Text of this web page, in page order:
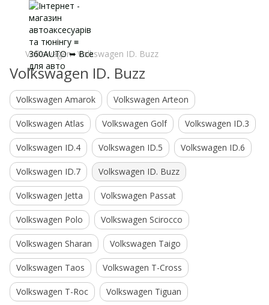
Volkswagen Volkswagen ID. Buzz
Volkswagen ID. Buzz
Volkswagen Amarok Volkswagen Arteon
Volkswagen Atlas Volkswagen Golf Volkswagen ID.3
Volkswagen ID.4 Volkswagen ID.5 Volkswagen ID.6
Volkswagen ID.7 Volkswagen ID. Buzz
Volkswagen Jetta Volkswagen Passat
Volkswagen Polo Volkswagen Scirocco
Volkswagen Sharan Volkswagen Taigo
Volkswagen Taos Volkswagen T-Cross
Volkswagen T-Roc Volkswagen Tiguan